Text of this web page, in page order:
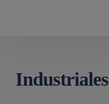
Industriales